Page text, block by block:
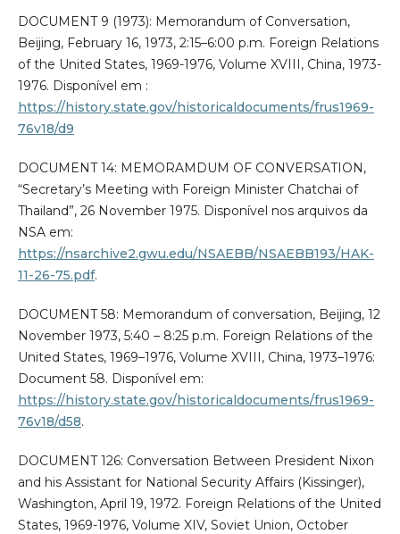
DOCUMENT 9 (1973): Memorandum of Conversation,
Beijing, February 16, 1973, 2:15–6:00 p.m. Foreign Relations
of the United States, 1969-1976, Volume XVIII, China, 1973-
1976. Disponível em :
https://history.state.gov/historicaldocuments/frus1969-
76v18/d9
DOCUMENT 14: MEMORAMDUM OF CONVERSATION,
“Secretary’s Meeting with Foreign Minister Chatchai of
Thailand”, 26 November 1975. Disponível nos arquivos da
NSA em:
https://nsarchive2.gwu.edu/NSAEBB/NSAEBB193/HAK-
11-26-75.pdf.
DOCUMENT 58: Memorandum of conversation, Beijing, 12
November 1973, 5:40 – 8:25 p.m. Foreign Relations of the
United States, 1969–1976, Volume XVIII, China, 1973–1976:
Document 58. Disponível em:
https://history.state.gov/historicaldocuments/frus1969-
76v18/d58.
DOCUMENT 126: Conversation Between President Nixon
and his Assistant for National Security Affairs (Kissinger),
Washington, April 19, 1972. Foreign Relations of the United
States, 1969-1976, Volume XIV, Soviet Union, October